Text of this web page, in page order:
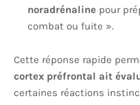
noradrénaline pour
combat ou fuite ».
Cette réponse rapide
cortex préfrontal ait
certaines réactions